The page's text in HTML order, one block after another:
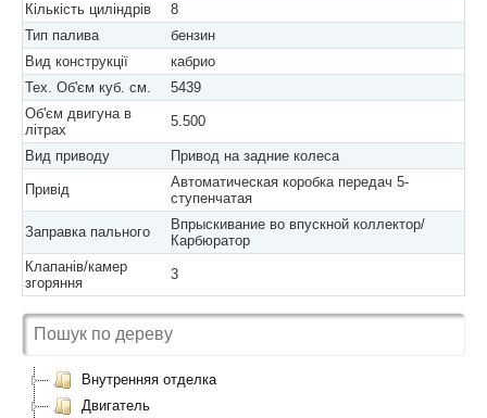
Кількість циліндрів
8
Тип палива
бензин
Вид конструкції
кабрио
Тех. Об'єм куб. см.
5439
Об'єм двигуна в
літрах
5.500
Вид приводу Привод на задние колеса
Привід
Автоматическая коробка передач 5-
ступенчатая
Заправка пального
Впрыскивание во впускной коллектор/
Карбюратор
Клапанів/камер
згоряння
3
Внутренняя отделка
Двигатель